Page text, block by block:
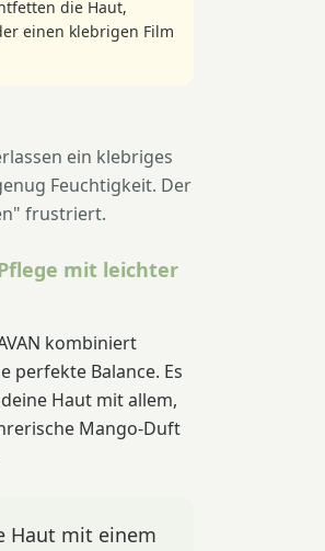
die Haut,
einen klebrigen Film
ein klebriges
Feuchtigkeit. Der
frustriert.
mit leichter
kombiniert
perfekte Balance. Es
Haut mit allem,
Mango-Duft
Haut mit einem